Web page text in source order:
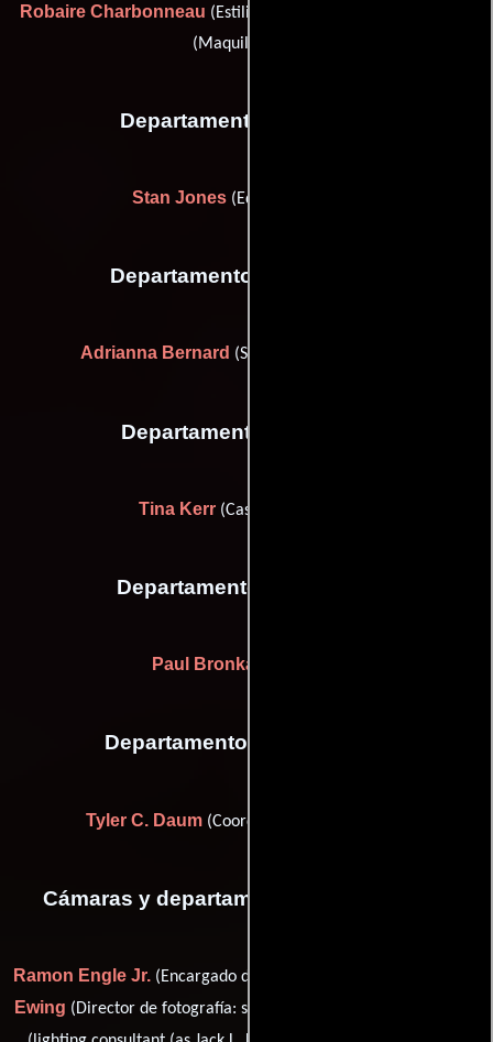
Robaire Charbonneau (Estilista) y
(Maquilladora)
Departamento de musica
Stan Jones(Editor de música)
Departamento de vestuario
Adrianna Bernard (Supervisor de vestuario)
Departamento de reparto
Tina Kerr (Casting de extras)
Departamento de editorial
Paul Bronkar
Departamento de transporte
Tyler C. Daum(Coordinador de transporte)
Cámaras y departamento de electricidad
Ramon Engle Jr.(Encargado de equipamiento de cámara),
Ewing (Director de fotografía: segunda unidad),